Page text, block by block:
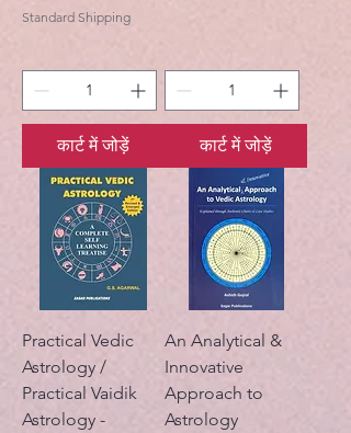
Standard Shipping
कार्ट में जोड़ें कार्ट में जोड़ें
Practical Vedic
Astrology /
Practical Vaidik
Astrology -
An Analytical &
Innovative
Approach to
Astrology